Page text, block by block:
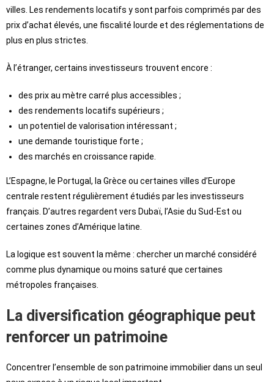
villes. Les rendements locatifs y sont parfois comprimés par des
prix d’achat élevés, une fiscalité lourde et des réglementations de
plus en plus strictes.
À l’étranger, certains investisseurs trouvent encore :
des prix au mètre carré plus accessibles ;
des rendements locatifs supérieurs ;
un potentiel de valorisation intéressant ;
une demande touristique forte ;
des marchés en croissance rapide.
L’Espagne, le Portugal, la Grèce ou certaines villes d’Europe
centrale restent régulièrement étudiés par les investisseurs
français. D’autres regardent vers Dubaï, l’Asie du Sud-Est ou
certaines zones d’Amérique latine.
La logique est souvent la même : chercher un marché considéré
comme plus dynamique ou moins saturé que certaines
métropoles françaises.
La diversification géographique peut
renforcer un patrimoine
Concentrer l’ensemble de son patrimoine immobilier dans un seul